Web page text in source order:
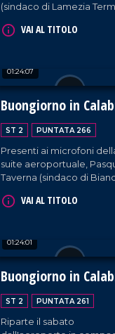
(sindaco di Lamezia
(sindaco di Celico) e il
Iacino e Ugo Floro.
VAI AL TITOLO
01:24:07
Buongiorno in
ST 2 PUNTATA 266
Presenti ai microfoni
suite aeroportuale,
Taverna (sindaco di
Sellia Marina) e Sandro
VAI AL TITOLO
01:24:01
Buongiorno in
ST 2 PUNTATA 261
Riparte il sabato